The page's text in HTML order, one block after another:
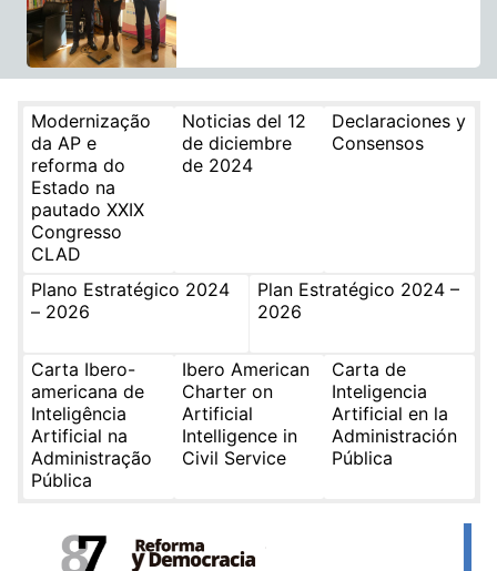
Modernização
da AP e
reforma do
Estado na
pautado XXIX
Congresso
CLAD
Noticias del 12
de diciembre
de 2024
Declaraciones y
Consensos
Plano Estratégico 2024
– 2026
Plan Estratégico 2024 –
2026
Carta Ibero-
americana de
Inteligência
Artificial na
Administração
Pública
Ibero American
Charter on
Artificial
Intelligence in
Civil Service
Carta de
Inteligencia
Artificial en la
Administración
Pública